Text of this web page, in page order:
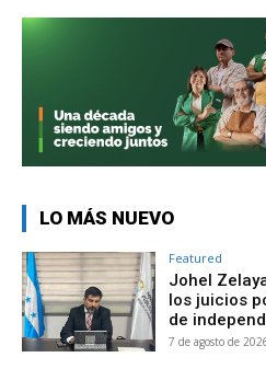
LO MÁS NUEVO
Featured
Johel
los juicios
de
7 de agosto de